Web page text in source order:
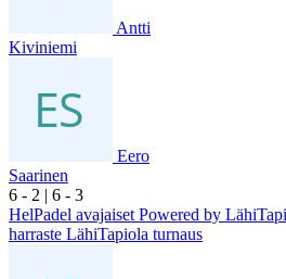
Antti
Kiviniemi
Eero
Saarinen
6 - 2 | 6 - 3
HelPadel avajaiset Powered by
harraste LähiTapiola turnaus